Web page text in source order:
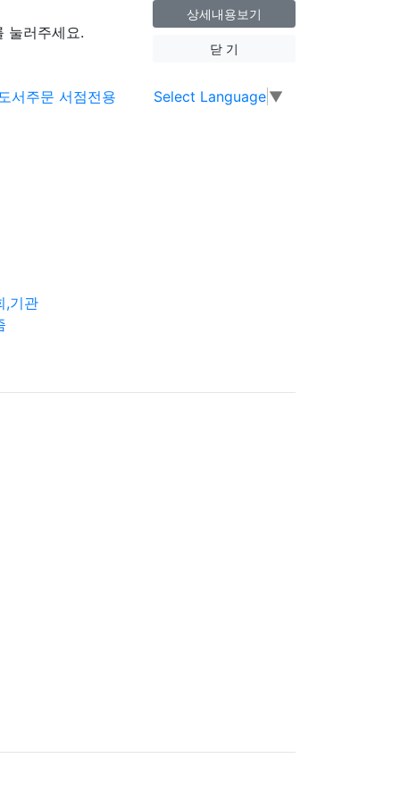
눌러주세요.
상세내용보기
닫 기
Select Language ▼
,기관